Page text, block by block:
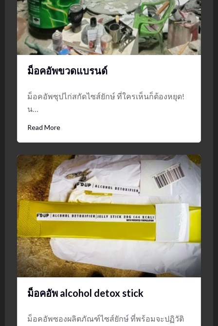
ม็อคอัพขวดแบรนด์
ม็อคอัพซุปไก่สกัดไซส์ยักษ์ ที่ใครเห็นก็ต้องหยุด!
น…
Read More
ม็อคอัพ alcohol detox stick
ม็อคอัพซองผลิตภัณฑ์ไซส์ยักษ์ ที่พร้อมจะปฏิวัติ